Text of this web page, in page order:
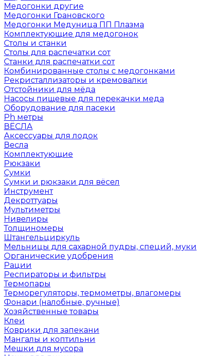
Медогонки другие
Медогонки Грановского
Медогонки Медуница ПП Плазма
Комплектующие для медогонок
Столы и станки
Столы для распечатки сот
Станки для распечатки сот
Комбинированные столы с медогонками
Рекристаллизаторы и кремовалки
Отстойники для мёда
Насосы пищевые для перекачки меда
Оборудование для пасеки
Ph метры
ВЁСЛА
Аксессуары для лодок
Весла
Комплектующие
Рюкзаки
Сумки
Сумки и рюкзаки для вёсел
Инструмент
Декроттуары
Мультиметры
Нивелиры
Толщиномеры
Штангельциркуль
Мельницы для сахарной пудры, специй, муки
Органические удобрения
Рации
Респираторы и фильтры
Термопары
Терморегуляторы, термометры, влагомеры
Фонари (налобные, ручные)
Хозяйственные товары
Клеи
Коврики для запекани
Мангалы и коптильни
Мешки для мусора